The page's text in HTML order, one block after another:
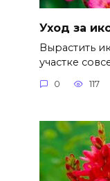
Уход за
Вырастить
участке
0 117